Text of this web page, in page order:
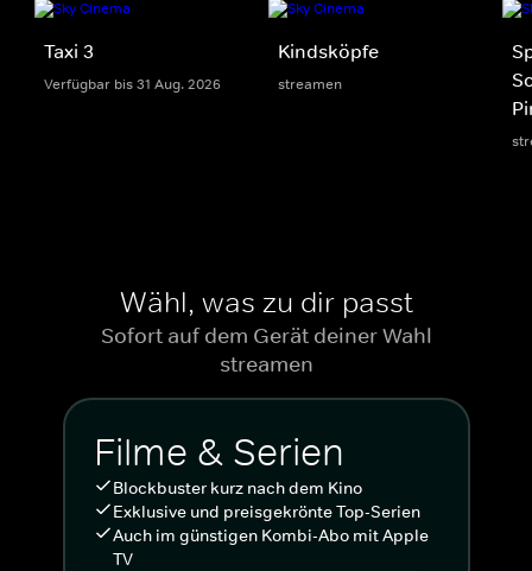
Taxi 3
Verfügbar bis 31 Aug. 2026
Kindsköpfe
streamen
Wähl, was zu dir passt
Sofort auf dem Gerät deiner Wahl
streamen
Filme & Serien
Blockbuster kurz nach dem Kino
Exklusive und preisgekrönte Top-Serien
Auch im günstigen Kombi-Abo mit Apple
TV